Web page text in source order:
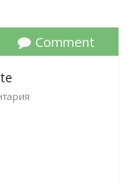
Comment